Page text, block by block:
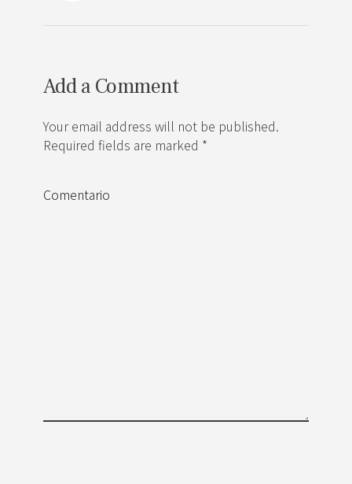
Add a Comment
Your email address will not be published.
Required fields are marked *
Comentario